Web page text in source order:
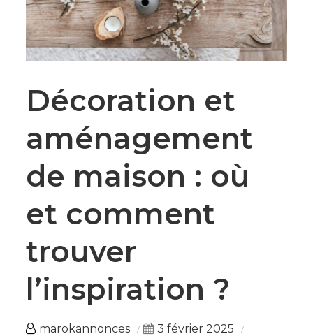
Décoration et
aménagement
de maison : où
et comment
trouver
l’inspiration ?
marokannonces
3 février 2025